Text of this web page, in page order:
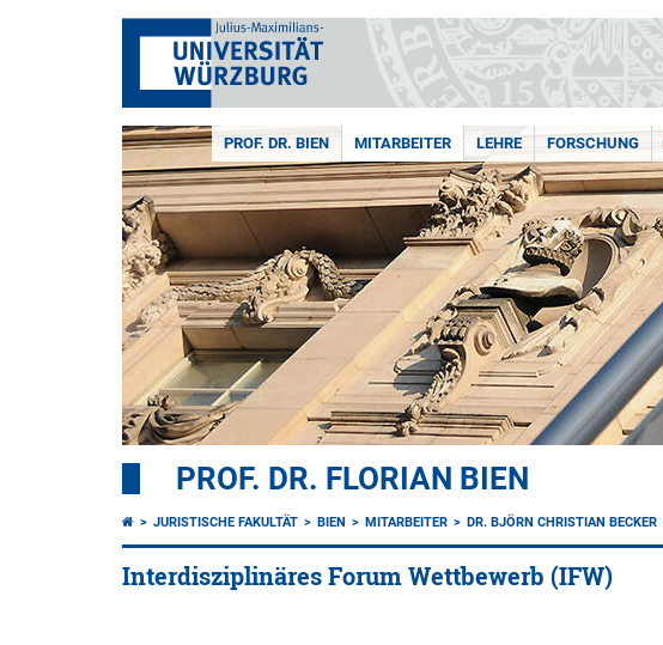
PROF. DR. BIEN MITARBEITER LEHRE FORSCHUNG
PROF. DR. FLORIAN BIEN
JURISTISCHE FAKULTÄT BIEN MITARBEITER DR. BJÖRN CHRISTIAN BECKER
Interdisziplinäres Forum Wettbewerb (IFW)